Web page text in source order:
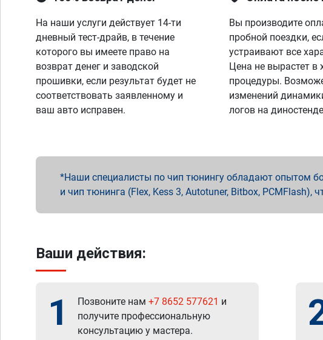
На наши услуги действует 14-ти
дневный тест-драйв, в течение
которого вы имеете право на
возврат денег и заводской
прошивки, если результат будет не
соответствовать заявленному и
ваш авто исправен.
Вы производите
пробной поездки,
устраивают все
Цена не вырастет в
процедуры.
изменений
логов на
Наши специалисты по чип тюнингу обладают опытом
и чип тюнинга (Flex, Kess 3, Autotuner, Bitbox, PCMFlash),
Ваши действия:
1 Позвоните нам +7 8652 577621 и
получите профессиональную
консультацию у мастера.